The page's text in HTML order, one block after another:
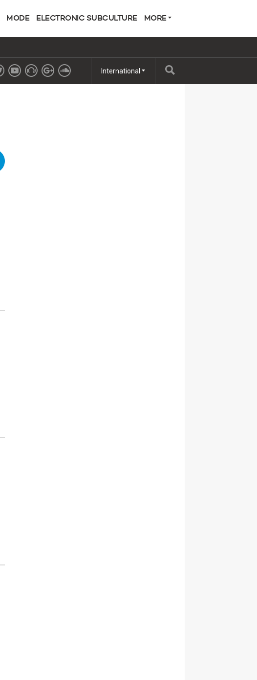
MODE ELECTRONIC SUBCULTURE MORE
International